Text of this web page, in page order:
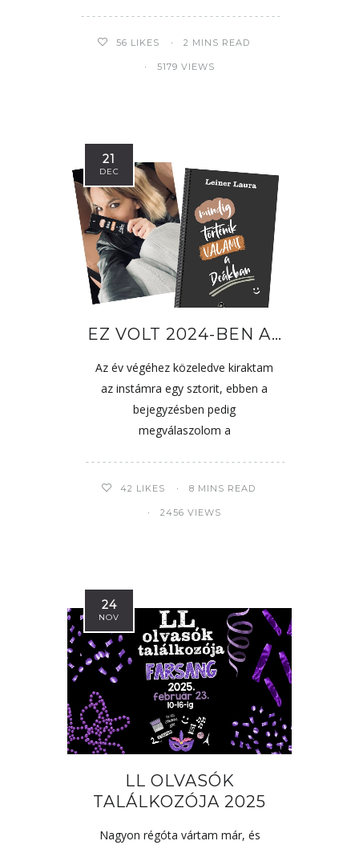
56 LIKES 2 MINS READ
5179 VIEWS
21
DEC
EZ VOLT 2024-BEN A…
Az év végéhez közeledve kiraktam
az instámra egy sztorit, ebben a
bejegyzésben pedig
megválaszolom a
42 LIKES 8 MINS READ
2456 VIEWS
24
NOV
LL OLVASÓK
TALÁLKOZÓJA 2025
Nagyon régóta vártam már, és